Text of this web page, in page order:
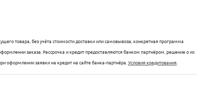
товара, без учёта стоимости доставки или самовывоза, конкретная программа
заказа. Рассрочка и кредит предоставляются банком партнёром, решение о их
оформлении заявки на кредит на сайте банка-партнёра. Условия кредитования